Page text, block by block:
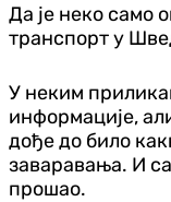
Да је неко само
транспорт у
У неким
информације,
дође до било
заваравања. И
прошао.